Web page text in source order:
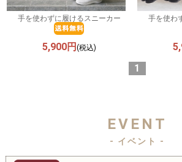
手を使わずに履けるスニーカー
5,900円(税込)
手を使わ
1
EVENT
- イベント -